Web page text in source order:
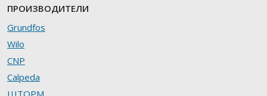
ПРОИЗВОДИТЕЛИ
Grundfos
Wilo
CNP
Calpeda
ШТОРМ